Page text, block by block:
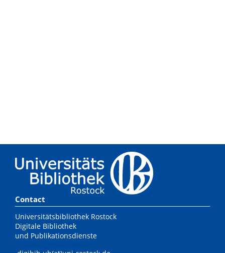
Contact
Universitätsbibliothek Rostock
Digitale Bibliothek
und Publikationsdienste